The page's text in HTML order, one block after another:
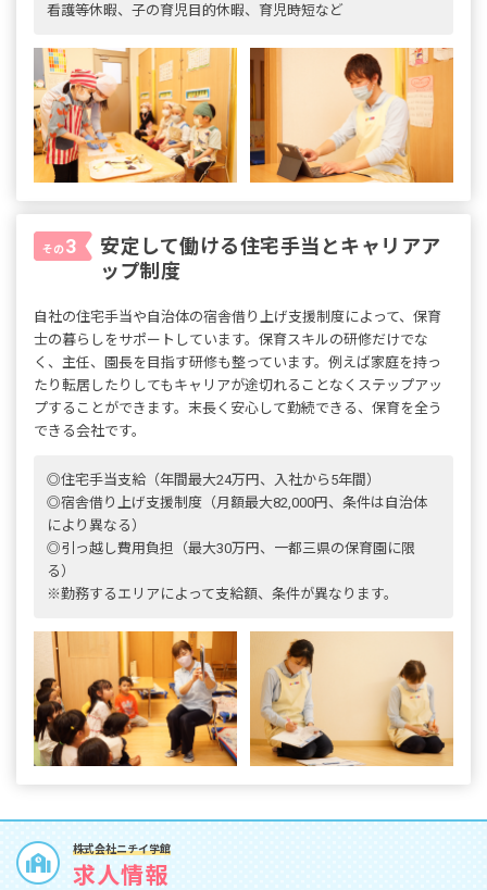
看護等休暇、子の育児目的休暇、育児時短など
その3
安定して働ける住宅手当とキャリアア
ップ制度
自社の住宅手当や自治体の宿舎借り上げ支援制度によって、保育
士の暮らしをサポートしています。保育スキルの研修だけでな
く、主任、園長を目指す研修も整っています。例えば家庭を持っ
たり転居したりしてもキャリアが途切れることなくステップアッ
プすることができます。末長く安心して勤続できる、保育を全う
できる会社です。
◎住宅手当支給（年間最大24万円、入社から5年間）
◎宿舎借り上げ支援制度（月額最大82,000円、条件は自治体
により異なる）
◎引っ越し費用負担（最大30万円、一都三県の保育園に限
る）
※勤務するエリアによって支給額、条件が異なります。
株式会社ニチイ学館
求人情報